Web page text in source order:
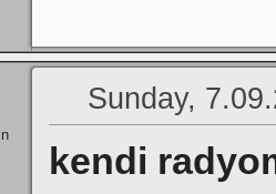
Sunday,
kendi